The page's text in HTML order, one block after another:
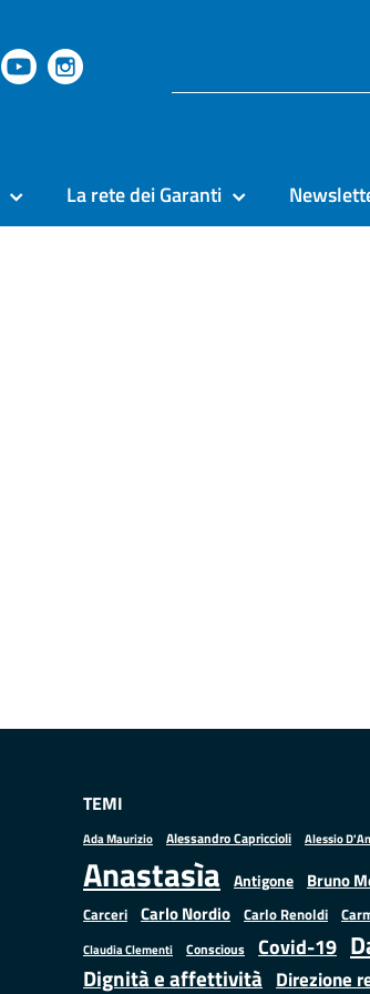
La rete dei Garanti
TEMI
Ada Maurizio Alessandro Capriccioli Alessio
Anastasìa Antigone Bruno
Carceri Carlo Nordio Carlo Renoldi
Claudia Clementi Conscious Covid-19
Dignità e affettività Direzione